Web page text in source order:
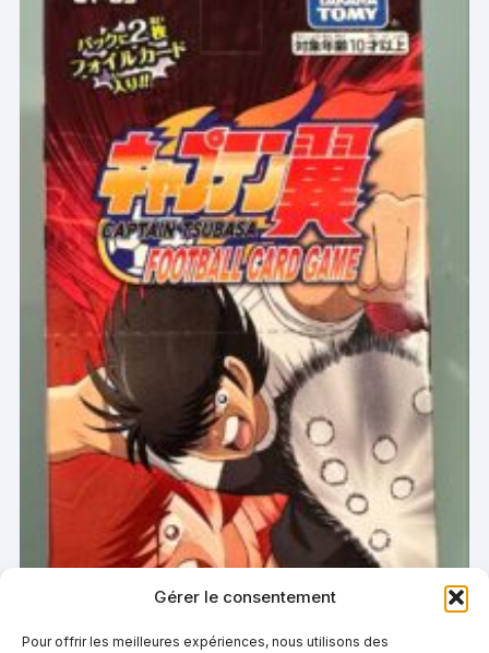
Gérer le consentement
Pour offrir les meilleures expériences, nous utilisons des